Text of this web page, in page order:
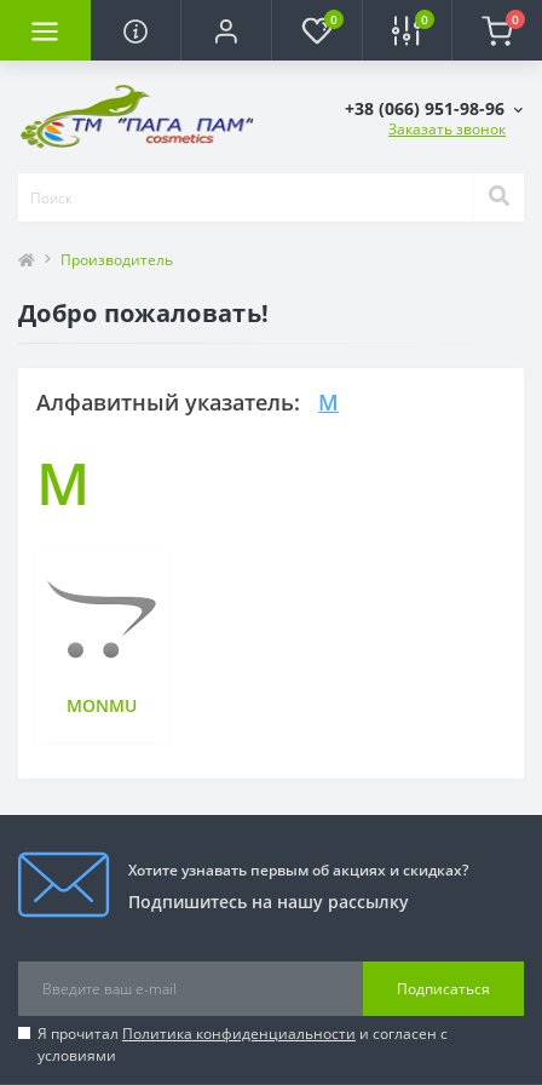
0 0 0
+38 (066) 951-98-96
Заказать звонок
Производитель
Добро пожаловать!
Алфавитный указатель: M
M
MONMU
Хотите узнавать первым об акциях и скидках?
Подпишитесь на нашу рассылку
Подписаться
Я прочитал Политика конфиденциальности и согласен с
условиями